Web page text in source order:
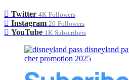
Twitter 4K Followers
Instagram 20 Followers
YouTube 1K Subscribers